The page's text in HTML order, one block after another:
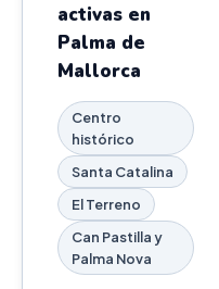
activas en
Palma de
Mallorca
Centro
histórico
Santa Catalina
El Terreno
Can Pastilla y
Palma Nova